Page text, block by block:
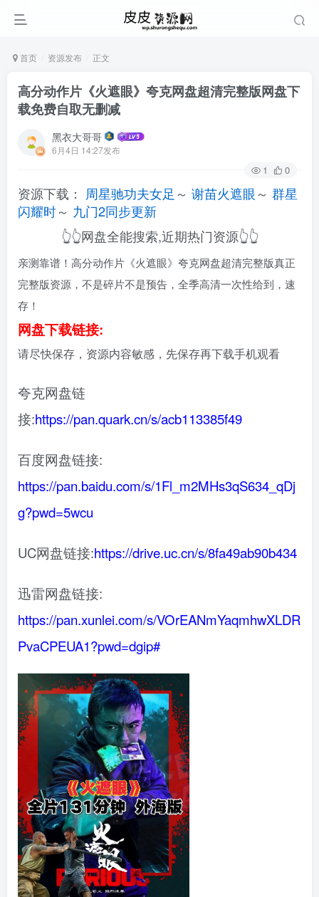
首页 资源发布 正文
高分动作片《火遮眼》夸克网盘超清完整版网盘下
载免费自取无删减
黑衣大哥哥
6月4日 14:27发布
1 0
资源下载： 周星驰功夫女足 ～ 谢苗火遮眼～ 群星
闪耀时～ 九门2同步更新
👆👆网盘全能搜索,近期热门资源👆👆
亲测靠谱！高分动作片《火遮眼》夸克网盘超清完整版真正
完整版资源，不是碎片不是预告，全季高清一次性给到，速
存！
网盘下载链接:
请尽快保存，资源内容敏感，先保存再下载手机观看
夸克网盘链
接:https://pan.quark.cn/s/acb113385f49
百度网盘链接:
https://pan.baidu.com/s/1Fl_m2MHs3qS634_qDj
g?pwd=5wcu
UC网盘链接:https://drive.uc.cn/s/8fa49ab90b434
迅雷网盘链接:
https://pan.xunlei.com/s/VOrEANmYaqmhwXLDR
PvaCPEUA1?pwd=dgip#